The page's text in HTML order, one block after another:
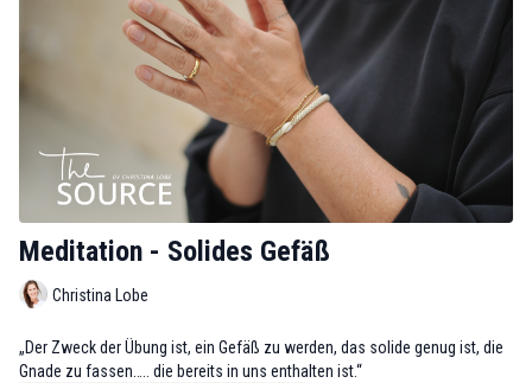
Meditation - Solides Gefäß
Christina Lobe
„Der Zweck der Übung ist, ein Gefäß zu werden, das solide genug ist, die
Gnade zu fassen….. die bereits in uns enthalten ist.“